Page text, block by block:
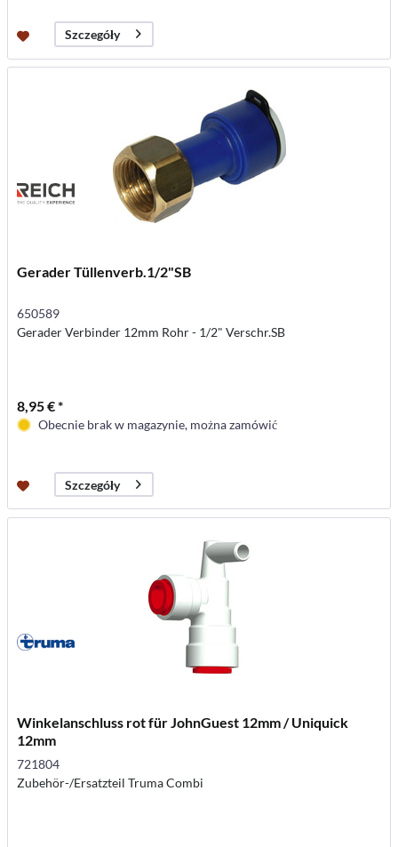
Szczegóły
Gerader Tüllenverb.1/2"SB
650589
Gerader Verbinder 12mm Rohr - 1/2" Verschr.SB
8,95 € *
Obecnie brak w magazynie, można zamówić
Szczegóły
Winkelanschluss rot für JohnGuest 12mm / Uniquick
12mm
721804
Zubehör-/Ersatzteil Truma Combi